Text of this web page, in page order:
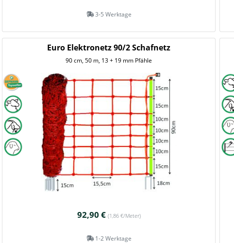
3-5 Werktage
Euro Elektronetz 90/2 Schafnetz
90 cm, 50 m, 13 + 19 mm Pfähle
92,90 € (1,86 €/Meter)
1-2 Werktage